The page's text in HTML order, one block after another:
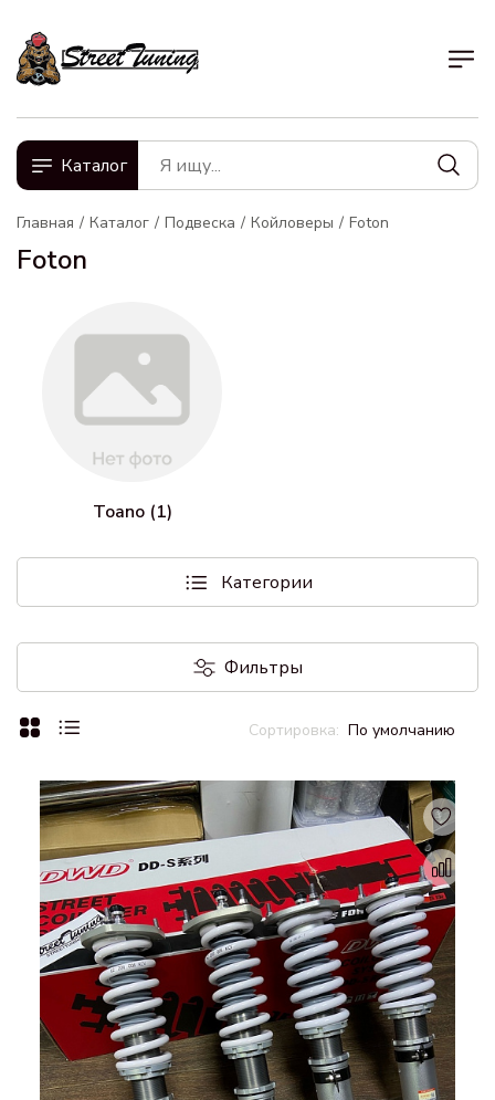
Каталог
Главная Каталог Подвеска Койловеры Foton
Foton
Toano (1)
Категории
Фильтры
По умолчанию